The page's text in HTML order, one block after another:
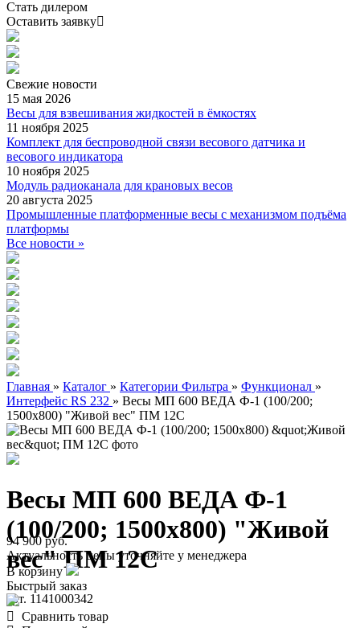
Стать дилером
Оставить заявку
Свежие новости
15 мая 2026
Весы для взвешивания жидкостей в ёмкостях
11 ноября 2025
Комплект для беспроводной связи весового датчика и
весового индикатора
10 ноября 2025
Модуль радиоканала для крановых весов
20 августа 2025
Промышленные платформенные весы с механизмом подъёма
платформы
Все новости »
Главная » Каталог » Категории Фильтра » Функционал »
Интерфейс RS 232 » Весы МП 600 ВЕДА Ф-1 (100/200;
1500х800) "Живой вес" ПМ 12С
Весы МП 600 ВЕДА Ф-1
(100/200; 1500х800) "Живой
вес" ПМ 12С
арт. 1141000342
94 900 руб.
Актуальность цены уточняйте у менеджера
В корзину
Быстрый заказ
Сравнить товар